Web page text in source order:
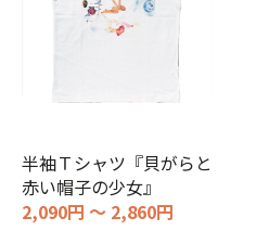
半袖Ｔシャツ『貝がらと
赤い帽子の少女』
2,090円 ～ 2,860円